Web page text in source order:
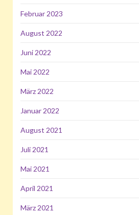
Februar 2023
August 2022
Juni 2022
Mai 2022
März 2022
Januar 2022
August 2021
Juli 2021
Mai 2021
April 2021
März 2021